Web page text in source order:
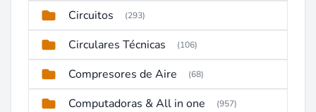
Circuitos (293)
Circulares Técnicas (106)
Compresores de Aire (68)
Computadoras & All in one (957)